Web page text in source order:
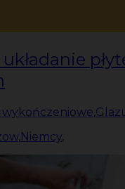
wykończeniowe,
,Niemcy,